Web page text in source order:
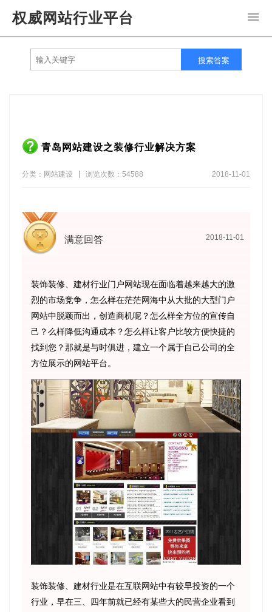
搜索答案
权威网站行业平台
青岛网站建设之装修行业解决方案
分类：网站建设 浏览次数：54588 2018-11-01
满意回答 2018-11-01
装饰装修、建材行业门户网站现在面临着越来越大的激
烈的市场竞争，怎么样在茫茫网海中从大批的大型门户
网站中脱颖而出，创造商机呢？怎么样全方位的宣传自
己？么样降低沟通成本？怎么样让客户比较方便快捷的
找到您？那就是与时俱进，建立一个属于自己公司的全
方位展示的网站平台。
装饰装修、建材行业是在互联网站中有较早投资的一个
行业，早在三、四年前就已经有某些大的民营企业看到